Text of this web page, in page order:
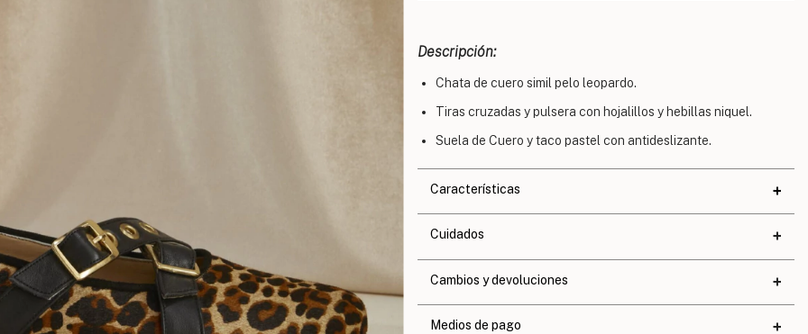
Descripción:
Chata de cuero simil pelo leopardo.
Tiras cruzadas y pulsera con hojalillos y hebillas niquel.
Suela de Cuero y taco pastel con antideslizante.
Características
Cuero
Altura de taco
1,4 cm.
Altura de base
0,2 cm.
Cuidados
Cambios y devoluciones
Medios de pago